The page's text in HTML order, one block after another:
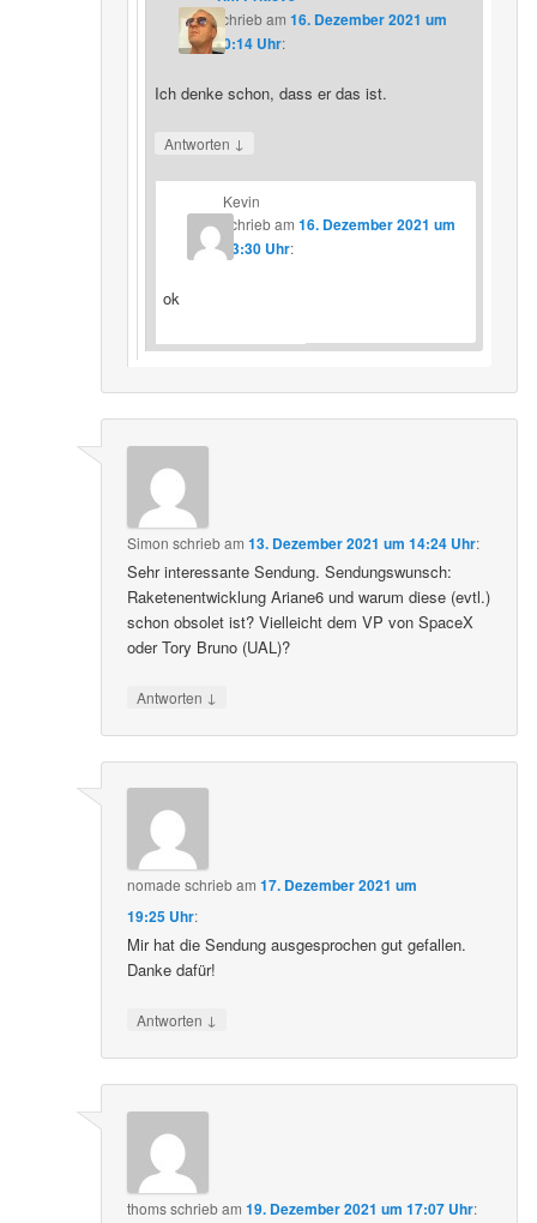
schriebam 16. Dezember 2021 um
20:14 Uhr:
Ich denke schon, dass er das ist.
Antworten ↓
Kevin
schriebam16. Dezember 2021 um
23:30 Uhr:
ok
Simon schriebam13. Dezember 2021 um 14:24 Uhr:
Sehr interessante Sendung. Sendungswunsch:
Raketenentwicklung Ariane6 und warum diese (evtl.)
schon obsolet ist? Vielleicht dem VP von SpaceX
oder Tory Bruno (UAL)?
Antworten ↓
nomade schriebam17. Dezember 2021 um
19:25 Uhr:
Mir hat die Sendung ausgesprochen gut gefallen.
Danke dafür!
Antworten ↓
thomsschriebam19. Dezember 2021 um 17:07 Uhr: